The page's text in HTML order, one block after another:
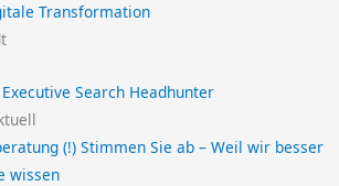
Transformation
(!) Stimmen Sie ab – Weil wir besser
wissen